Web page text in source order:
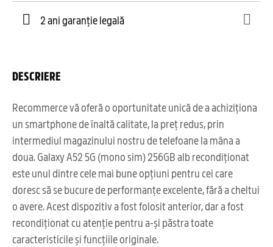
2 ani garanție legală
DESCRIERE
Recommerce vă oferă o oportunitate unică de a achiziționa
un smartphone de înaltă calitate, la preț redus, prin
intermediul magazinului nostru de telefoane la mâna a
doua. Galaxy A52 5G (mono sim) 256GB alb recondiționat
este unul dintre cele mai bune opțiuni pentru cei care
doresc să se bucure de performanțe excelente, fără a cheltui
o avere. Acest dispozitiv a fost folosit anterior, dar a fost
recondiționat cu atenție pentru a-și păstra toate
caracteristicile și funcțiile originale.